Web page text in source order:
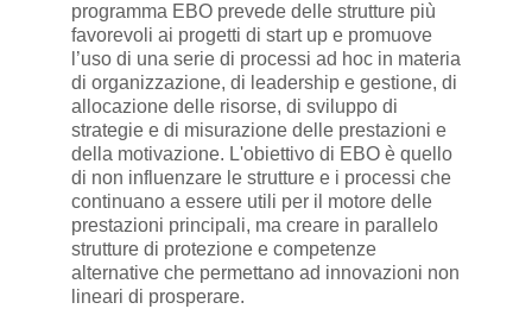
programma EBO prevede delle strutture più
favorevoli ai progetti di start up e promuove
l’uso di una serie di processi ad hoc in materia
di organizzazione, di leadership e gestione, di
allocazione delle risorse, di sviluppo di
strategie e di misurazione delle prestazioni e
della motivazione. L'obiettivo di EBO è quello
di non influenzare le strutture e i processi che
continuano a essere utili per il motore delle
prestazioni principali, ma creare in parallelo
strutture di protezione e competenze
alternative che permettano ad innovazioni non
lineari di prosperare.